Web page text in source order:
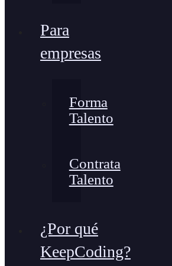
Para
empresas
Forma
Talento
Contrata
Talento
¿Por qué
KeepCoding?